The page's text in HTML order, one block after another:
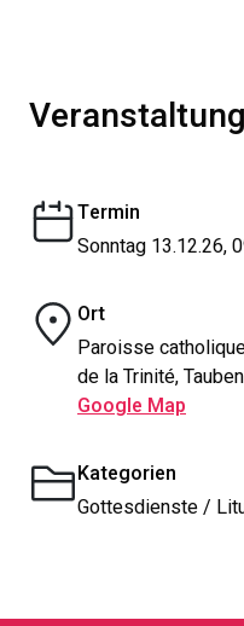
Termin
Sonntag 13.12.26,
Ort
Paroisse
de la Trinité,
Google Map
Kategorien
Gottesdienste /